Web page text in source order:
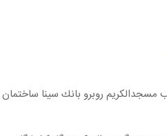
مسجدالكريم روبرو بانك سينا ساختمان